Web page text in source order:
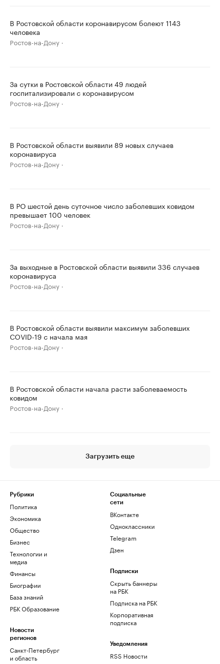
В Ростовской области коронавирусом болеют 1143
человека
Ростов-на-Дону
За сутки в Ростовской области 49 людей
госпитализировали с коронавирусом
Ростов-на-Дону
В Ростовской области выявили 89 новых случаев
коронавируса
Ростов-на-Дону
В РО шестой день суточное число заболевших ковидом
превышает 100 человек
Ростов-на-Дону
За выходные в Ростовской области выявили 336 случаев
коронавируса
Ростов-на-Дону
В Ростовской области выявили максимум заболевших
COVID-19 с начала мая
Ростов-на-Дону
В Ростовской области начала расти заболеваемость
ковидом
Ростов-на-Дону
Загрузить еще
Рубрики
Политика
Экономика
Общество
Бизнес
Технологии и
медиа
Финансы
Биографии
База знаний
РБК Образование
Новости
регионов
Санкт-Петербург
и область
Социальные
сети
ВКонтакте
Одноклассники
Telegram
Дзен
Подписки
Скрыть баннеры
на РБК
Подписка на РБК
Корпоративная
подписка
Уведомления
RSS Новости